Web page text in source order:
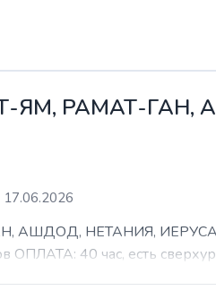
ЯМ, РАМАТ-
АШДОД, НЕТАНИЯ,
40 час, есть